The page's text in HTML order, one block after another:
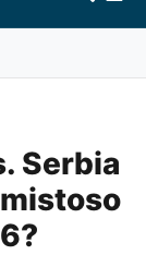
Serbia